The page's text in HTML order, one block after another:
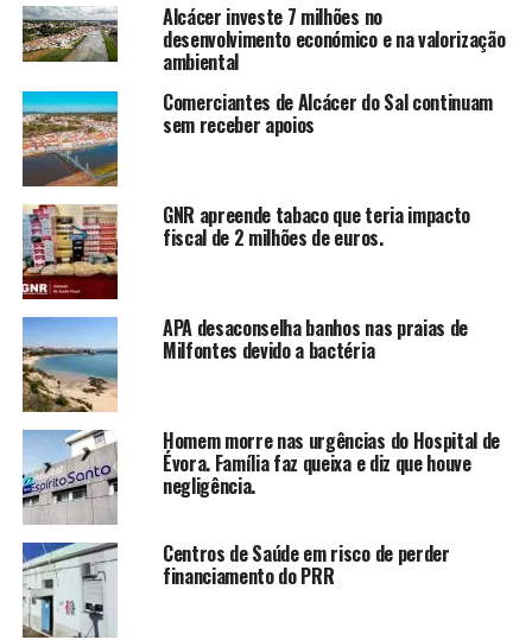
Alcácer investe 7 milhões no
desenvolvimento económico e na valorização
ambiental
Comerciantes de Alcácer do Sal continuam
sem receber apoios
GNR apreende tabaco que teria impacto
fiscal de 2 milhões de euros.
APA desaconselha banhos nas praias de
Milfontes devido a bactéria
Homem morre nas urgências do Hospital de
Évora. Família faz queixa e diz que houve
negligência.
Centros de Saúde em risco de perder
financiamento do PRR